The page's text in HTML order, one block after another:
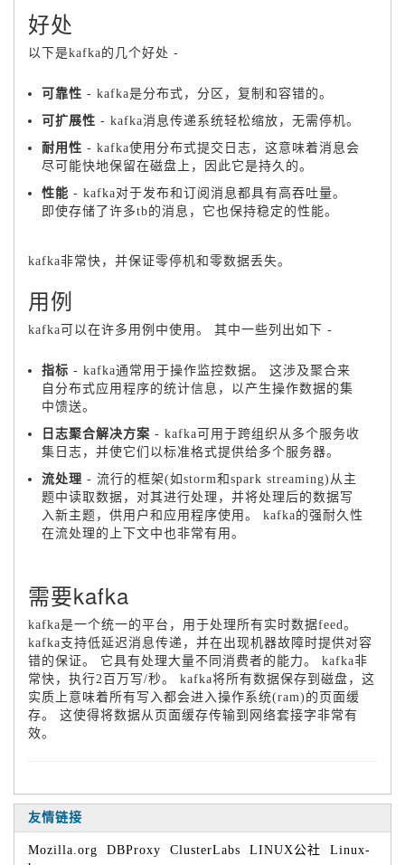
好处
以下是kafka的几个好处 -
可靠性 - kafka是分布式，分区，复制和容错的。
可扩展性 - kafka消息传递系统轻松缩放，无需停机。
耐用性 - kafka使用 分布式提交日志 ，这意味着消息会
尽可能快地保留在磁盘上，因此它是持久的。
性能 - kafka对于发布和订阅消息都具有高吞吐量。
即使存储了许多tb的消息，它也保持稳定的性能。
kafka非常快，并保证零停机和零数据丢失。
用例
kafka可以在许多用例中使用。 其中一些列出如下 -
指标 - kafka通常用于操作监控数据。
这涉及聚合来
自分布式应用程序的统计信息，以产生操作数据的集
中馈送。
日志聚合解决方案 - kafka可用于跨组织从多个服务收
集日志，并使它们以标准格式提供给多个服务器。
流处理 - 流行的框架(如storm和spark streaming)从主
题中读取数据，对其进行处理，并将处理后的数据写
入新主题，供用户和应用程序使用。
kafka的强耐久性
在流处理的上下文中也非常有用。
需要kafka
kafka是一个统一的平台，用于处理所有实时数据feed。
kafka支持低延迟消息传递，并在出现机器故障时提供对容
错的保证。
它具有处理大量不同消费者的能力。
kafka非
常快，执行2百万写/秒。
kafka将所有数据保存到磁盘，这
实质上意味着所有写入都会进入操作系统(ram)的页面缓
存。
这使得将数据从页面缓存传输到网络套接字非常有
效。
友情链接
Mozilla.org DBProxy ClusterLabs LINUX公社
Linux-